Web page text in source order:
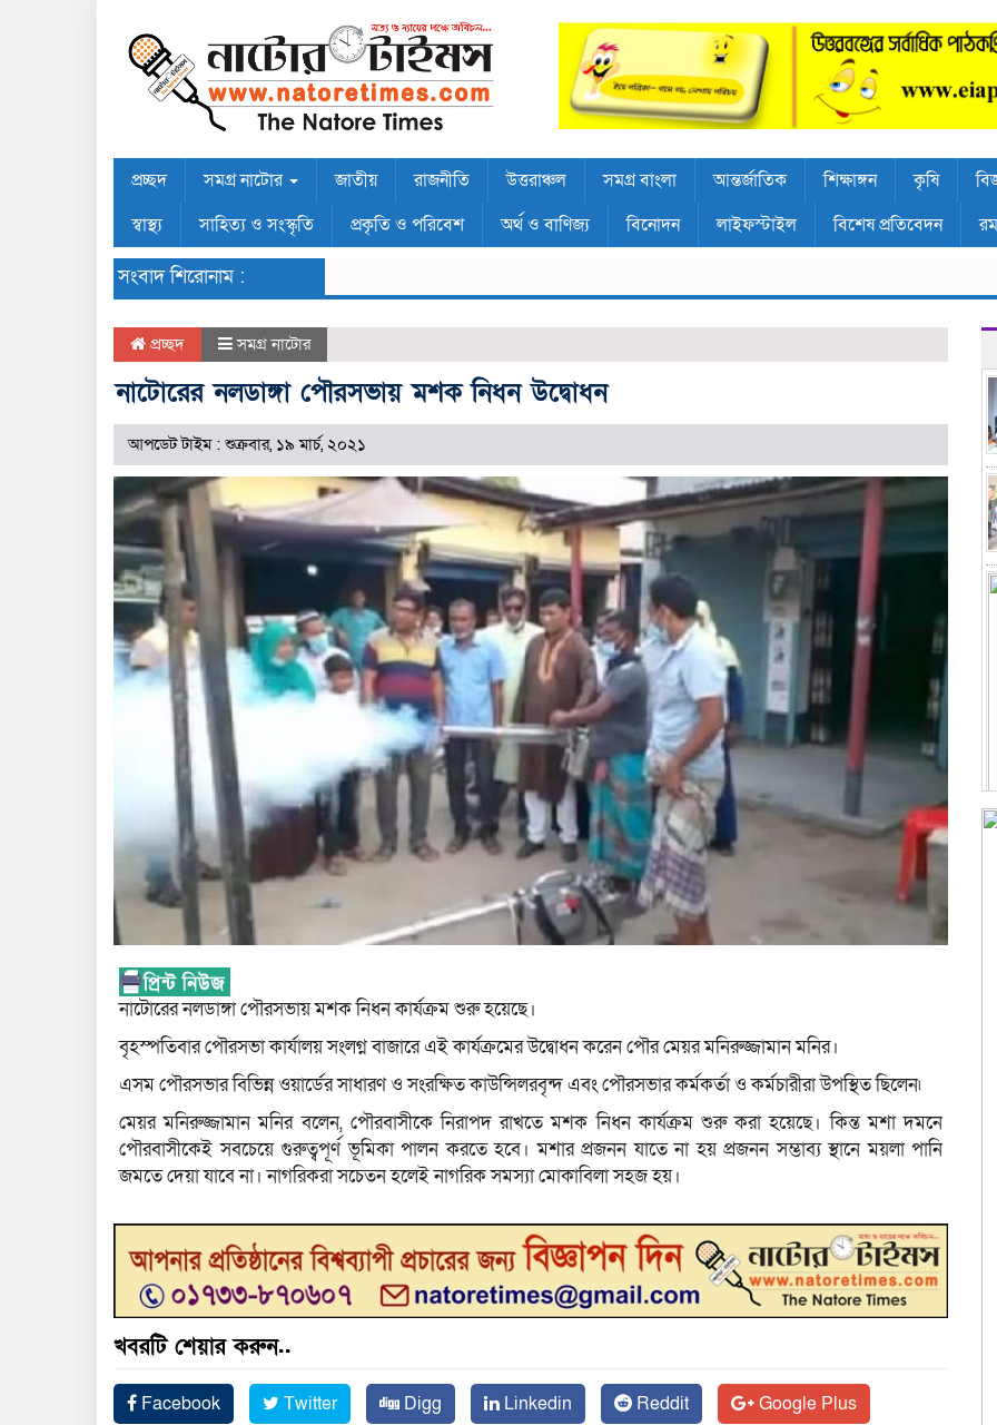
প্রচ্ছদ সমগ্র নাটোর জাতীয় রাজনীতি উত্তরাঞ্চল সমগ্র বাংলা আন্তর্জাতিক শিক্ষাঙ্গন কৃষি
স্বাস্থ্য
সাহিত্য ও সংস্কৃতি প্রকৃতি ও পরিবেশ অর্থ ও বাণিজ্য বিনোদন লাইফস্টাইল বিশেষ প্রতিবেদন
সংবাদ শিরোনাম :
প্রচ্ছদ সমগ্র নাটোর
নাটোরের নলডাঙ্গা পৌরসভায় মশক নিধন উদ্বোধন
আপডেট টাইম : শুক্রবার, ১৯ মার্চ, ২০২১
নাটোরের নলডাঙ্গা পৌরসভায় মশক নিধন কার্যক্রম শুরু হয়েছে।
বৃহস্পতিবার পৌরসভা কার্যালয় সংলগ্ন বাজারে এই কার্যক্রমের উদ্বোধন করেন পৌর মেয়র মনিরুজ্জামান মনির।
এসম পৌরসভার বিভিন্ন ওয়ার্ডের সাধারণ ও সংরক্ষিত কাউন্সিলরবৃন্দ এবং পৌরসভার কর্মকর্তা ও কর্মচারীরা উপস্থিত ছিলেন৷
মেয়র মনিরুজ্জামান মনির বলেন, পৌরবাসীকে নিরাপদ রাখতে মশক নিধন কার্যক্রম শুরু করা হয়েছে। কিন্ত মশা দমনে
পৌরবাসীকেই সবচেয়ে গুরুত্বপূর্ণ ভূমিকা পালন করতে হবে। মশার প্রজনন যাতে না হয় প্রজনন সম্ভাব্য স্থানে ময়লা পানি
জমতে দেয়া যাবে না। নাগরিকরা সচেতন হলেই নাগরিক সমস্যা মোকাবিলা সহজ হয়।
খবরটি শেয়ার করুন..
Facebook Twitter Digg Linkedin Reddit
Google Plus